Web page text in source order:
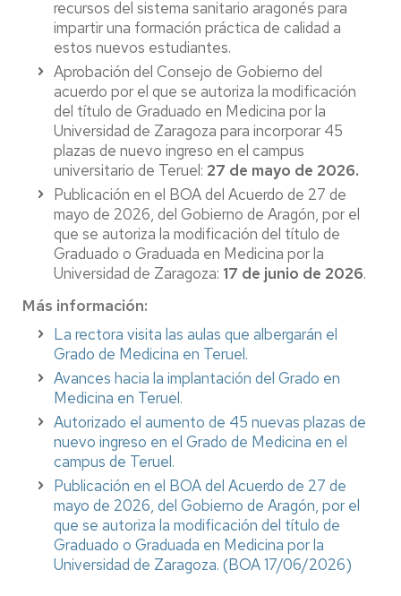
recursos del sistema sanitario aragonés para
impartir una formación práctica de calidad a
estos nuevos estudiantes.
Aprobación del Consejo de Gobierno del
acuerdo por el que se autoriza la modificación
del título de Graduado en Medicina por la
Universidad de Zaragoza para incorporar 45
plazas de nuevo ingreso en el campus
universitario de Teruel: 27 de mayo de 2026.
Publicación en el BOA del Acuerdo de 27 de
mayo de 2026, del Gobierno de Aragón, por el
que se autoriza la modificación del título de
Graduado o Graduada en Medicina por la
Universidad de Zaragoza: 17 de junio de 2026.
Más información:
La rectora visita las aulas que albergarán el
Grado de Medicina en Teruel.
Avances hacia la implantación del Grado en
Medicina en Teruel.
Autorizado el aumento de 45 nuevas plazas de
nuevo ingreso en el Grado de Medicina en el
campus de Teruel.
Publicación en el BOA del Acuerdo de 27 de
mayo de 2026, del Gobierno de Aragón, por el
que se autoriza la modificación del título de
Graduado o Graduada en Medicina por la
Universidad de Zaragoza. (BOA 17/06/2026)